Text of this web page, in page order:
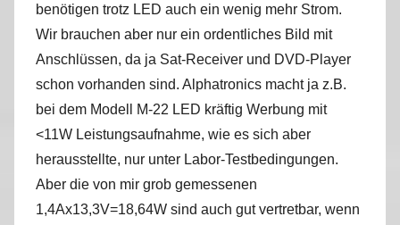
benötigen trotz LED auch ein wenig mehr Strom.
Wir brauchen aber nur ein ordentliches Bild mit
Anschlüssen, da ja Sat-Receiver und DVD-Player
schon vorhanden sind. Alphatronics macht ja z.B.
bei dem Modell M-22 LED kräftig Werbung mit
<11W Leistungsaufnahme, wie es sich aber
herausstellte, nur unter Labor-Testbedingungen.
Aber die von mir grob gemessenen
1,4Ax13,3V=18,64W sind auch gut vertretbar, wenn